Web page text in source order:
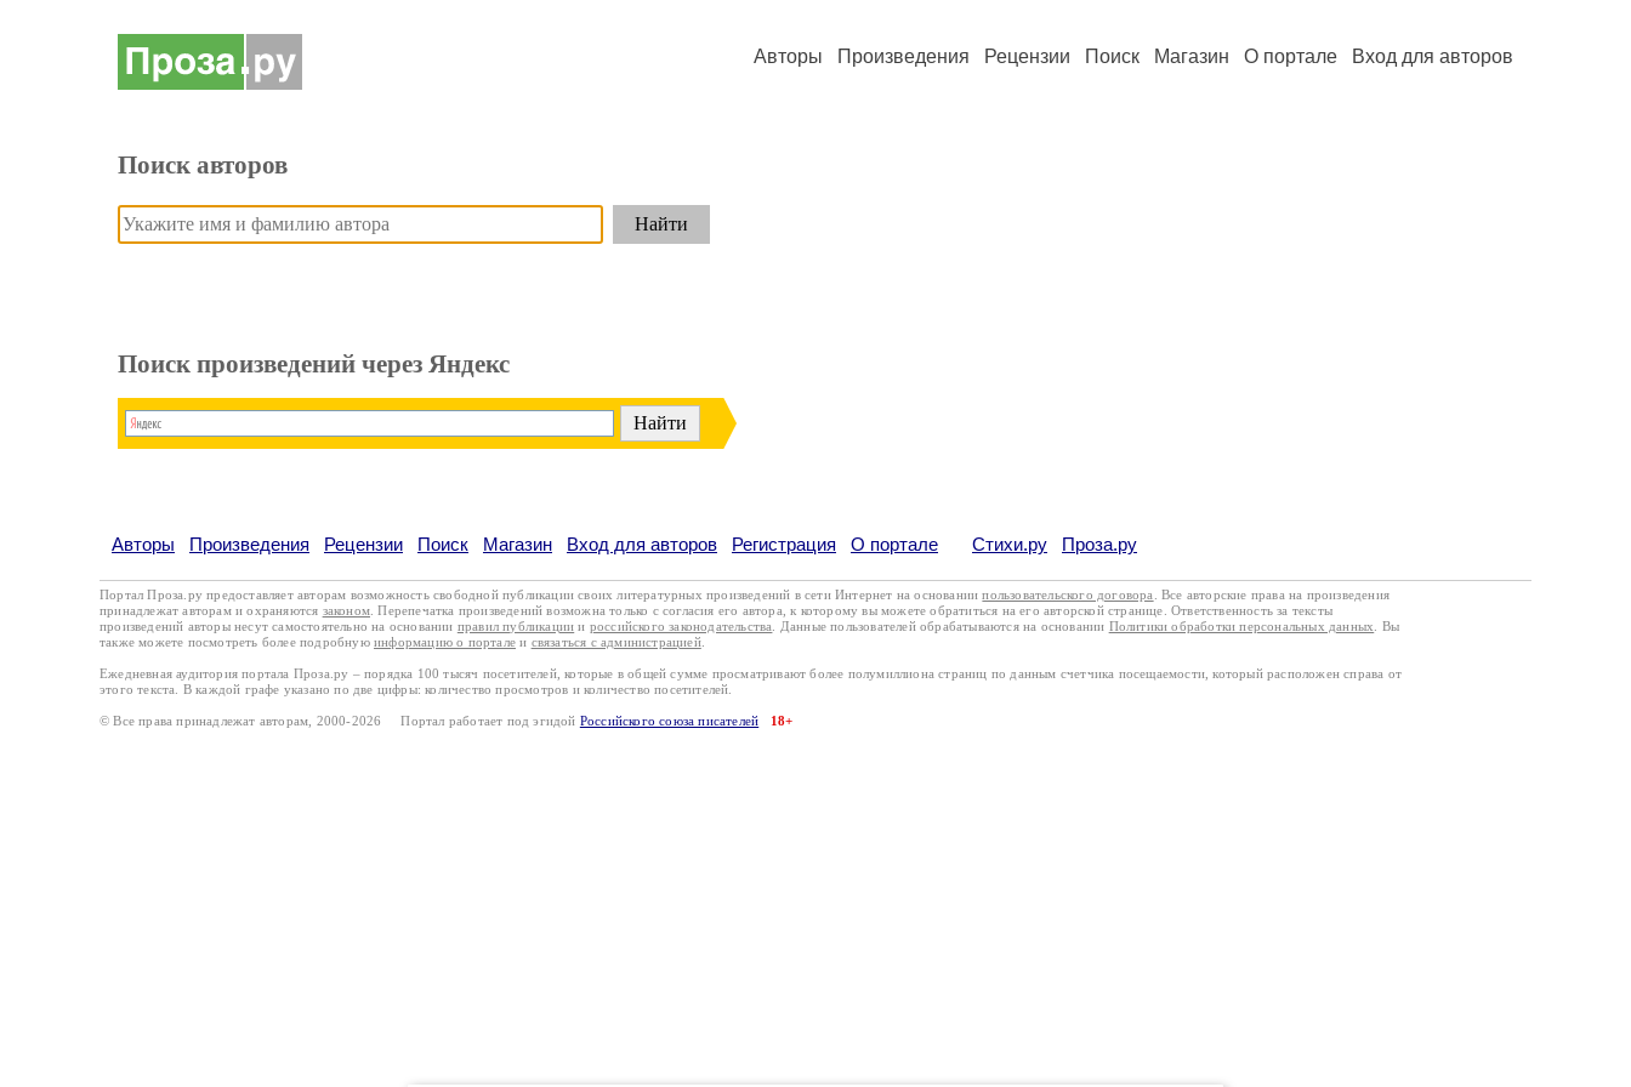
Авторы Произведения Рецензии Поиск Магазин О портале Вход для авторов
Поиск авторов
Поиск произведений через Яндекс
Авторы Произведения Рецензии Поиск Магазин Вход для авторов Регистрация О портале Стихи.ру Проза.ру
Портал Проза.ру предоставляет авторам возможность свободной публикации своих литературных произведений в сети Интернет на основаниипользовательского договора
. Все авторские права на произведения
принадлежат авторам и охраняются законом . Перепечатка произведений возможна только с согласия его автора, к которому вы можете обратиться на его авторской странице. Ответственность за тексты
произведений авторы несут самостоятельно на основании правил публикации и российского законодательства . Данные пользователей обрабатываются на основании Политики обработки персональных данных
. Вы
также можете посмотреть более подробную информацию о портале и связаться с администрацией.
Ежедневная аудитория портала Проза.ру – порядка 100 тысяч посетителей, которые в общей сумме просматривают более полумиллиона страниц по данным счетчика посещаемости, который расположен справа от
этого текста. В каждой графе указано по две цифры: количество просмотров и количество посетителей.
© Все права принадлежат авторам, 2000-2026 Портал работает под эгидой Российского союза писателей 18+